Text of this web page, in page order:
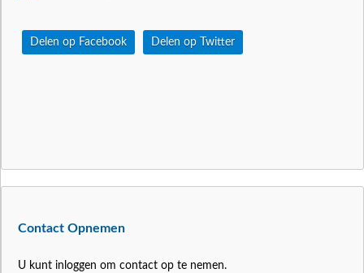
Delen op Facebook Delen op Twitter
Contact Opnemen
U kunt inloggen om contact op te nemen.